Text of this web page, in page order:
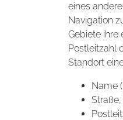
eines
Navigation
Gebiete ihre
Postleitzahl
Standort
Name